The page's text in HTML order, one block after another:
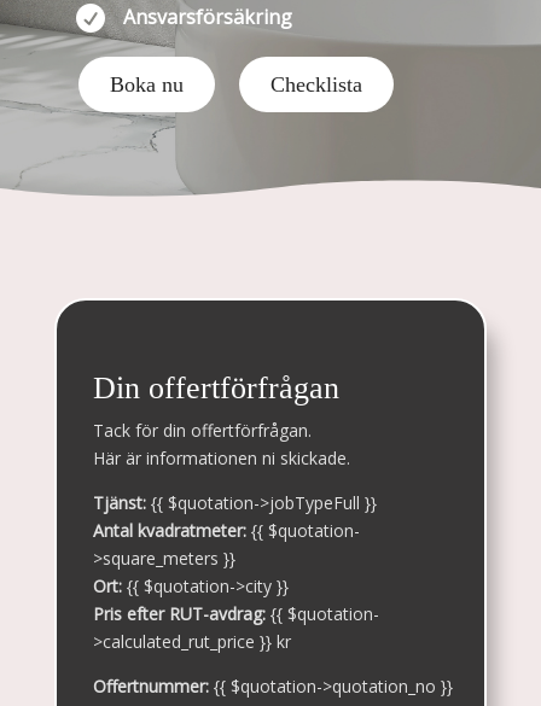
 Ansvarsförsäkring
Boka nu Checklista
Din offertförfrågan
Tack för din offertförfrågan.
Här är informationen ni skickade.
Tjänst: {{ $quotation->jobTypeFull }}
Antal kvadratmeter: {{ $quotation-
>square_meters }}
Ort: {{ $quotation->city }}
Pris efter RUT-avdrag: {{ $quotation-
>calculated_rut_price }} kr
Offertnummer: {{ $quotation->quotation_no }}